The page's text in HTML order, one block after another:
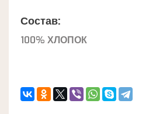
Состав:
100% ХЛОПОК